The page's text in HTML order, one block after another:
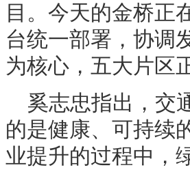
目。今天的金桥正
台统一部署，协调
为核心，五大片区
奚志忠指出，交
的是健康、可持续
业提升的过程中，